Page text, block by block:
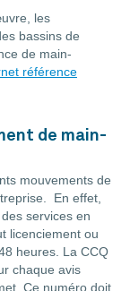
les
bassins de
de main-
référence
de main-
mouvements de
En effet,
services en
licenciement ou
heures. La CCQ
chaque avis
Ce numéro doit